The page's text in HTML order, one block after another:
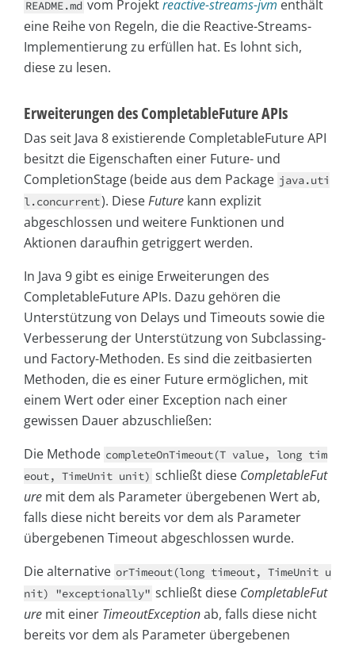
README.md vom Projektreactive-streams-jvm enthält
eine Reihe von Regeln, die die Reactive-Streams-
Implementierung zu erfüllen hat. Es lohnt sich,
diese zu lesen.
Erweiterungen des CompletableFuture APIs
Das seit Java 8 existierende CompletableFuture API
besitzt die Eigenschaften einer Future- und
CompletionStage (beide aus dem Package java.uti
l.concurrent). DieseFuture kann explizit
abgeschlossen und weitere Funktionen und
Aktionen daraufhin getriggert werden.
In Java 9 gibt es einige Erweiterungen des
CompletableFuture APIs. Dazu gehören die
Unterstützung von Delays und Timeouts sowie die
Verbesserung der Unterstützung von Subclassing-
und Factory-Methoden. Es sind die zeitbasierten
Methoden, die es einer Future ermöglichen, mit
einem Wert oder einer Exception nach einer
gewissen Dauer abzuschließen:
Die Methode completeOnTimeout(T value, long tim
eout, TimeUnit unit) schließt diese CompletableFut
ure mit dem als Parameter übergebenen Wert ab,
falls diese nicht bereits vor dem als Parameter
übergebenen Timeout abgeschlossen wurde.
Die alternative orTimeout(long timeout, TimeUnit u
nit) "exceptionally" schließt diese CompletableFut
ure mit einer TimeoutExceptionab, falls diese nicht
bereits vor dem als Parameter übergebenen